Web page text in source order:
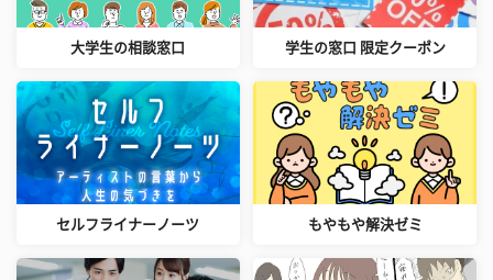
大学生の相談窓口 学生の窓口 限定クーポン
セルフライナーノーツ もやもや解決ゼミ